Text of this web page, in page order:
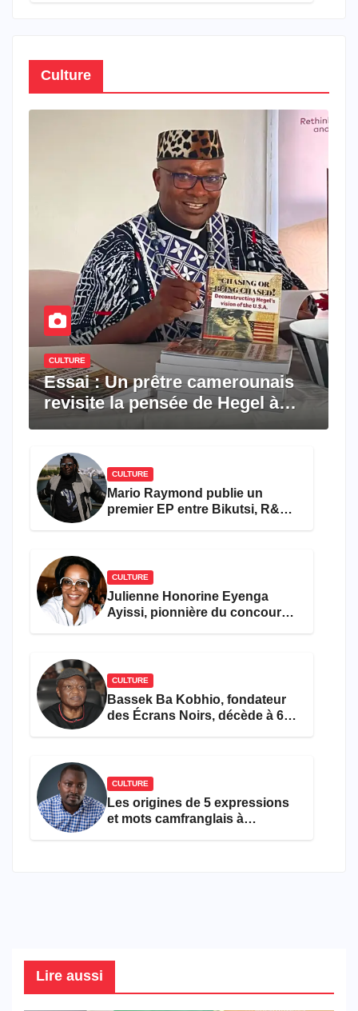
Culture
CULTURE
Essai : Un prêtre camerounais
revisite la pensée de Hegel à
travers le rêve américain
CULTURE
Mario Raymond publie un
premier EP entre Bikutsi, R&B
CULTURE
Julienne Honorine Eyenga
Ayissi, pionnière du concours
CULTURE
Bassek Ba Kobhio, fondateur
des Écrans Noirs, décède à 69
CULTURE
Les origines de 5 expressions
et mots camfranglais à
Lire aussi